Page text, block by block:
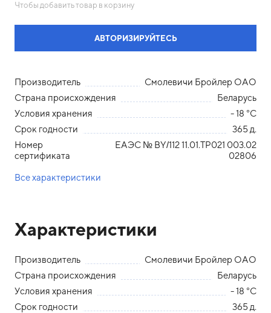
Чтобы добавить товар в корзину
АВТОРИЗИРУЙТЕСЬ
Производитель
Смолевичи Бройлер ОАО
Страна происхождения
Беларусь
Условия хранения
- 18 °С
Срок годности
365 д.
Номер
сертификата
ЕАЭС № BY/112 11.01.ТР021 003.02
02806
Все характеристики
Характеристики
Производитель
Смолевичи Бройлер ОАО
Страна происхождения
Беларусь
Условия хранения
- 18 °С
Срок годности
365 д.